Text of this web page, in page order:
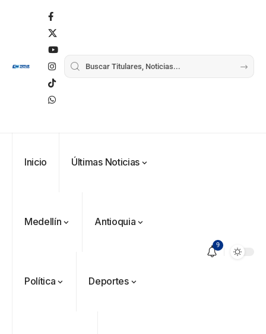
Inicio Últimas Noticias
Medellín Antioquia
Política Deportes
9